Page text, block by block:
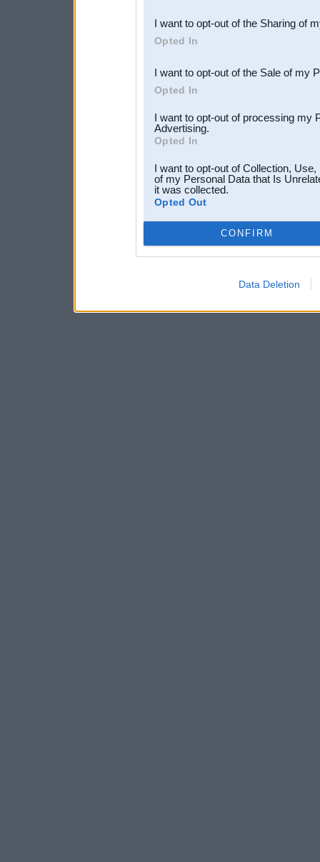
Downstream Participants
third parties.
I want to opt-out of the Sharing of
Opted In
I want to opt-out of the Sale of my
Opted In
I want to opt-out of processing my
Advertising.
Opted In
I want to opt-out of Collection,
of my Personal Data that Is
it was collected.
Opted Out
CONFIRM
Data Deletion